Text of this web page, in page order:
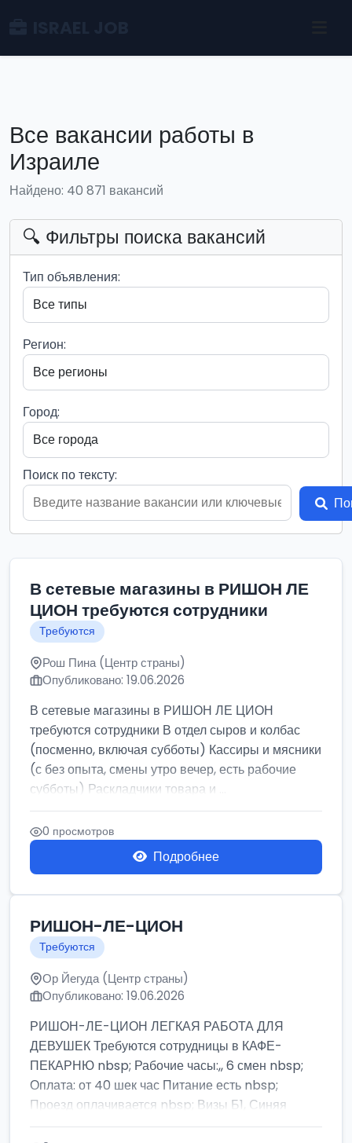
Все вакансии работы в
Израиле
Найдено: 40 871 вакансий
🔍 Фильтры поиска вакансий
Тип объявления:
Регион:
Город:
Поиск по тексту:
В сетевые магазины в РИШОН ЛЕ
ЦИОН требуются сотрудники
Требуются
Рош Пина (Центр страны)
Опубликовано: 19.06.2026
В сетевые магазины в РИШОН ЛЕ ЦИОН
требуются сотрудники В отдел сыров и колбас
(посменно, включая субботы) Кассиры и мясники
(с без опыта, смены утро вечер, есть рабочие
субботы) Раскладчики товара и ...
0 просмотров
Подробнее
РИШОН-ЛЕ-ЦИОН
Требуются
Ор Йегуда (Центр страны)
Опубликовано: 19.06.2026
РИШОН-ЛЕ-ЦИОН ЛЕГКАЯ РАБОТА ДЛЯ
ДЕВУШЕК Требуются сотрудницы в КАФЕ-
ПЕКАРНЮ nbsp; Рабочие часы:,, 6 смен nbsp;
Оплата: от 40 шек час Питание есть nbsp;
Проезд оплачивается nbsp; Визы Б1, Синяя
бумага,...